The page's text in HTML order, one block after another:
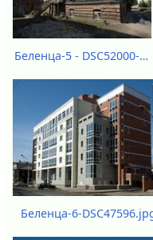
Беленца-5 - DSC52000-DSC52003.jpg
Беленца-6-